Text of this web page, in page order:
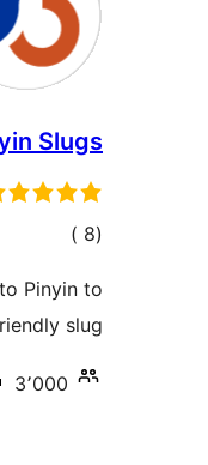
Slugs
(8
إجمالي)
Pinyin to
slug.
3٬000+ تنصيب نشط